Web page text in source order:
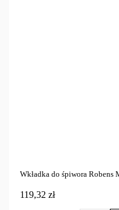
Wkładka do śpiwora Robens
119,32 zł